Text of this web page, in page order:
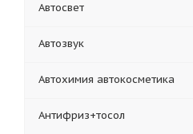
Автосвет
Автозвук
Автохимия автокосметика
Антифриз+тосол